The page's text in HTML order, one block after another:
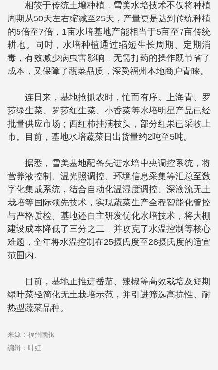
相较于传统土壤种植，雪美水培技术不仅将种植
周期从50天左右缩减至25天，产量更是达到传统种植
的5倍至7倍，1亩水培基地产能相当于5亩至7亩传统
耕地。同时，水培种植通过缩短生长周期、定期消
毒，有效减少病虫害影响，无需打药的操作既节省了
成本，又保障了蔬菜品质，深受福州本地商户青睐。
连日来，基地抢抓农时，忙而有序。上海青、罗
莎绿生菜、罗莎红生菜、小香菜等水培明星产品已经
批量供应市场；西红柿挂满枝头，部分红果已采收上
市。目前，基地水培蔬菜日出货量约2吨至5吨。
据悉，雪美基地配备先进水培中央调控系统，将
营养液控制、温光照调控、环境信息采集等汇总至数
字化集成系统，结合自动化温湿度调控、深液流无土
栽培等国际领先技术，实现蔬菜生产全程智能化管控
与严格质检。基地还自主研发优化水培技术，将大棚
建设成本降低了三分之二，并攻克了水温控制等核心
难题，全年将水温控制在25摄氏度至28摄氏度的适宜
范围内。
目前，基地正推进番茄、辣椒等高效栽培及短期
绿叶菜轻简化无土栽培示范，并引进筛选高抗性、耐
热型蔬菜品种。
来源：福州晚报
编辑：叶虹